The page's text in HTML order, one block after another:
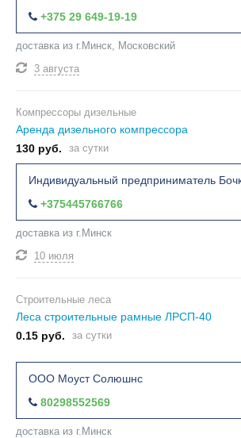
+375 29 649-19-19
доставка из г.Минск, Московский
3 августа
Компрессоры дизельные
Аренда дизельного компрессора
130 руб.
за сутки
Индивидуальный предприниматель
+375445766766
доставка из г.Минск
10 июля
Строительные леса
Леса строительные рамные ЛРСП-40
0.15 руб.
за сутки
ООО Моуст Солюшнс
80298552569
доставка из г.Минск